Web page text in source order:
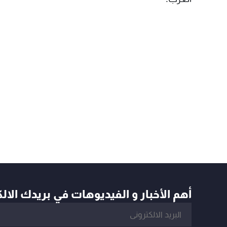
أهم الأخبار و الفيديوهات في بريدك